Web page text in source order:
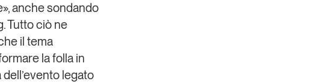
anche sondando
Tutto ciò ne
il tema
la folla in
legato